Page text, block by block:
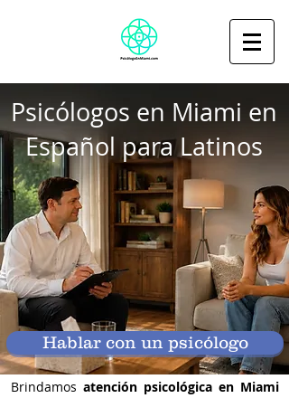
Psicólogos en Miami en
Español para Latinos
Hablar con un psicólogo
Brindamos atención psicológica en Miami